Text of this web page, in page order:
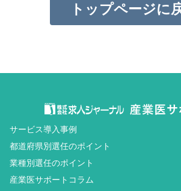
トップページに
サービス導入事例
都道府県別選任のポイント
業種別選任のポイント
産業医サポートコラム